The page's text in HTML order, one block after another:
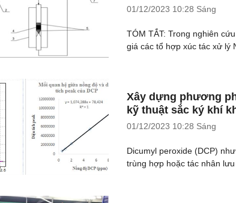
01/12/2023 10:28 Sáng
TÓM TẮT: Trong nghiên
giá các tổ hợp xúc tác xử lý
Xây dựng phương
kỹ thuật sắc ký khí
01/12/2023 10:28 Sáng
Dicumyl peroxide (DCP)
trùng hợp hoặc tác nhân lưu